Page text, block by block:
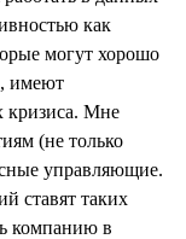
как
могут хорошо
имеют
кризиса. Мне
(не только
управляющие.
ставят таких
компанию в